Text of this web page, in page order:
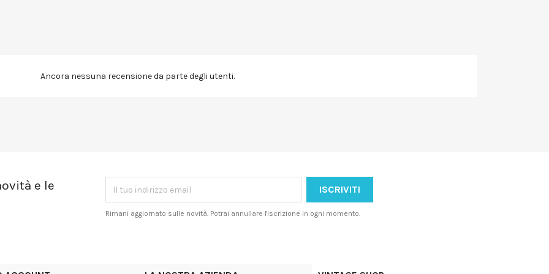
Ancora nessuna recensione da parte degli utenti.
e le
Rimani aggiornato sulle novità. Potrai annullare l'iscrizione in ogni momento.